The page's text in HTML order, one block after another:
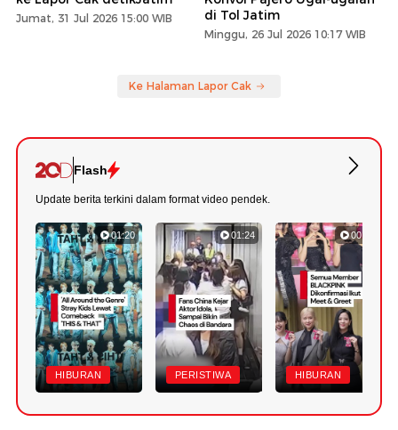
Jumat, 31 Jul 2026 15:00 WIB
di Tol Jatim
Minggu, 26 Jul 2026 10:17 WIB
Ke Halaman Lapor Cak
Flash
Update berita terkini dalam format video pendek.
01:20
HIBURAN
01:24
PERISTIWA
00:47
HIBURAN